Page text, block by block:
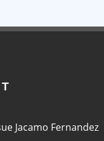
Jacamo Fernandez